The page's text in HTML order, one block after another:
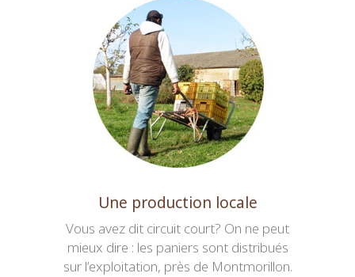
Une production locale
Vous avez dit circuit court? On ne peut
mieux dire : les paniers sont distribués
sur l’exploitation, près de Montmorillon.